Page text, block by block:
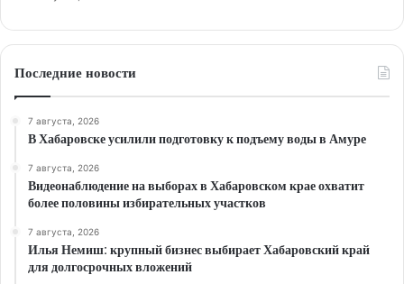
Последние новости
7 августа, 2026
В Хабаровске усилили подготовку к подъему воды в Амуре
7 августа, 2026
Видеонаблюдение на выборах в Хабаровском крае охватит
более половины избирательных участков
7 августа, 2026
Илья Немиш: крупный бизнес выбирает Хабаровский край
для долгосрочных вложений